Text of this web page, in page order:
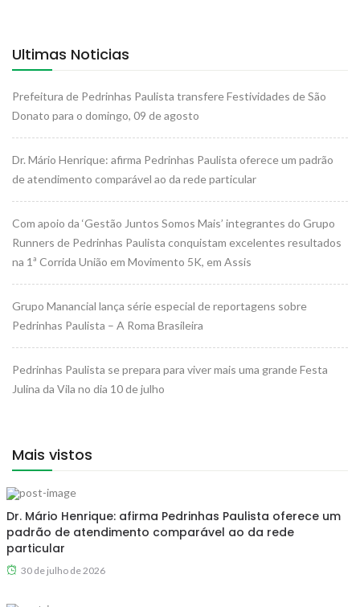
Ultimas Noticias
Prefeitura de Pedrinhas Paulista transfere Festividades de São
Donato para o domingo, 09 de agosto
Dr. Mário Henrique: afirma Pedrinhas Paulista oferece um padrão
de atendimento comparável ao da rede particular
Com apoio da ‘Gestão Juntos Somos Mais’ integrantes do Grupo
Runners de Pedrinhas Paulista conquistam excelentes resultados
na 1ª Corrida União em Movimento 5K, em Assis
Grupo Manancial lança série especial de reportagens sobre
Pedrinhas Paulista – A Roma Brasileira
Pedrinhas Paulista se prepara para viver mais uma grande Festa
Julina da Vila no dia 10 de julho
Mais vistos
Dr. Mário Henrique: afirma Pedrinhas Paulista oferece um
padrão de atendimento comparável ao da rede
particular
30 de julho de 2026